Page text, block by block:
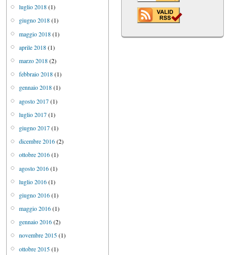
luglio 2018(1)
giugno 2018(1)
maggio 2018(1)
aprile 2018(1)
marzo 2018(2)
febbraio 2018(1)
gennaio 2018(1)
agosto 2017(1)
luglio 2017(1)
giugno 2017(1)
dicembre 2016(2)
ottobre 2016(1)
agosto 2016(1)
luglio 2016(1)
giugno 2016(1)
maggio 2016(1)
gennaio 2016(2)
novembre 2015(1)
ottobre 2015(1)